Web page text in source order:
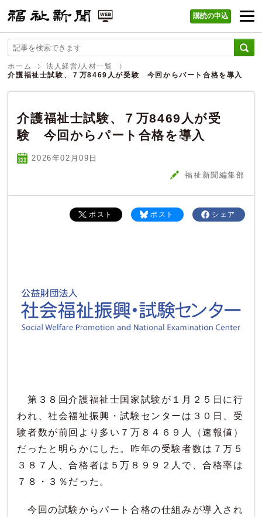
福祉新聞 WEB
購読の申込
ホーム
法人経営/人材一覧
介護福祉士試験、７万8469人が受験 今回からパート合格を導入
介護福祉士試験、７万8469人が受
験 今回からパート合格を導入
2026年02 月09 日
福祉新聞編集部
シェア
ポスト
ポスト
第３８回介護福祉士国家試験が１月２５日に行
われ、社会福祉振興・試験センターは３０日、受
験者数が前回より多い７万８４６９人（速報値）
だったと明らかにした。昨年の受験者数は７万５
３８７人、合格者は５万８９９２人で、合格率は
７８・３％だった。
今回の試験からパート合格の仕組みが導入され